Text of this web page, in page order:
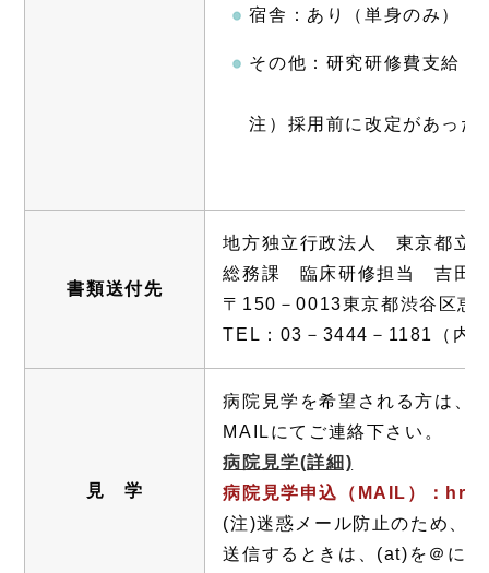
宿舎：あり（単身のみ）
その他：研究研修費支給
注）採用前に改定があった
書類送付先
地方独立行政法人 東京都
総務課 臨床研修担当 吉田
〒150－0013東京都渋谷区恵
TEL：03－3444－1181（内
見 学
病院見学を希望される方は、
MAILにてご連絡下さい。
病院見学(詳細)
病院見学申込（MAIL）：
(注)迷惑メール防止のため、
送信するときは、(at)を＠に